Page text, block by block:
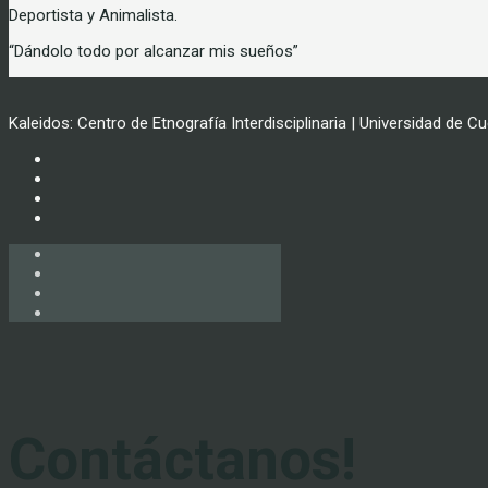
Deportista y Animalista.
“Dándolo todo por alcanzar mis sueños”
Kaleidos: Centro de Etnografía Interdisciplinaria | Universidad de